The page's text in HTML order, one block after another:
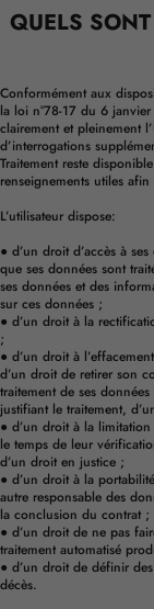
QUELS
Conformément aux
la loi n°78-17 du 6
clairement et pleinement
d’interrogations
Traitement reste
renseignements utiles
L’utilisateur dispose:
● d’un droit d’accès à
que ses données sont
ses données et des
sur ces données ;
● d’un droit à la
;
● d’un droit à
d’un droit de retirer son
traitement de ses
justifiant le traitement,
● d’un droit à la
le temps de leur
d’un droit en justice ;
● d’un droit à la
autre responsable des
la conclusion du contrat ;
● d’un droit de ne pas
traitement automatisé
● d’un droit de définir
décès.